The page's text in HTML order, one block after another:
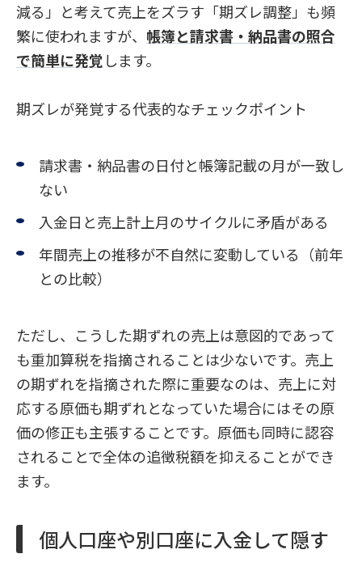
減る」と考えて売上をズラす「期ズレ調整」も頻
繁に使われますが、 帳簿と請求書・納品書の照合
で簡単に発覚 します。
期ズレが発覚する代表的なチェックポイント
請求書・納品書の日付と帳簿記載の月が一致し
ない
入金日と売上計上月のサイクルに矛盾がある
年間売上の推移が不自然に変動している（前年
との比較）
ただし、こうした期ずれの売上は意図的であって
も重加算税を指摘されることは少ないです。売上
の期ずれを指摘された際に重要なのは、売上に対
応する原価も期ずれとなっていた場合にはその原
価の修正も主張することです。原価も同時に認容
されることで全体の追徴税額を抑えることができ
ます。
個人口座や別口座に入金して隠す